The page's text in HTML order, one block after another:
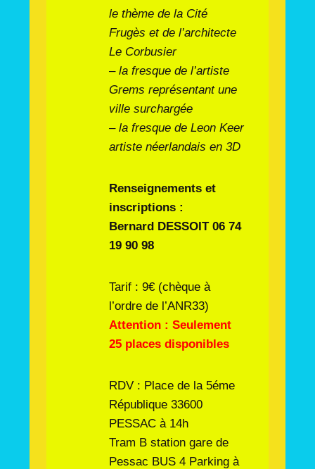
le thème de la Cité
Frugès et de l’architecte
Le Corbusier
– la fresque de l’artiste
Grems représentant une
ville surchargée
– la fresque de Leon Keer
artiste néerlandais en 3D
Renseignements et
inscriptions :
Bernard DESSOIT 06 74
19 90 98
Tarif : 9€ (chèque à
l’ordre de l’ANR33)
Attention : Seulement
25 places disponibles
RDV : Place de la 5éme
République 33600
PESSAC à 14h
Tram B station gare de
Pessac BUS 4 Parking à